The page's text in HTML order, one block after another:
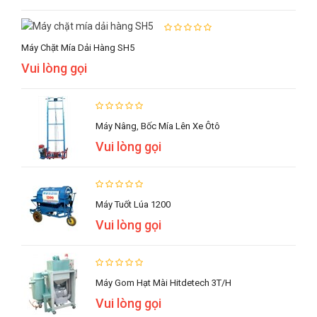
Máy Chặt Mía Dải Hàng SH5
Vui lòng gọi
Máy Nâng, Bốc Mía Lên Xe Ôtô
Vui lòng gọi
Máy Tuốt Lúa 1200
Vui lòng gọi
Máy Gom Hạt Mài Hitdetech 3T/h
Vui lòng gọi